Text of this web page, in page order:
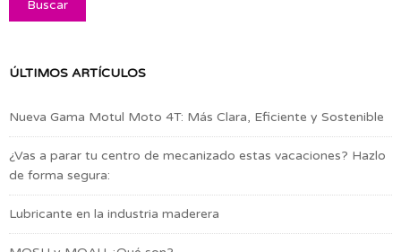
ÚLTIMOS ARTÍCULOS
Nueva Gama Motul Moto 4T: Más Clara, Eficiente y Sostenible
¿Vas a parar tu centro de mecanizado estas vacaciones? Hazlo
de forma segura:
Lubricante en la industria maderera